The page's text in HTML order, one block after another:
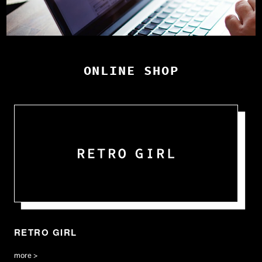
ONLINE SHOP
RETRO GIRL
more >